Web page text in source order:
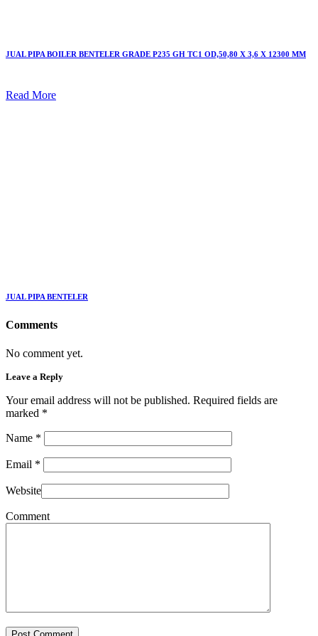
JUAL PIPA BOILER BENTELER GRADE P235 GH TC1 OD,50,80 X 3,6 X 12300 MM
Read More
JUAL PIPA BENTELER
Comments
No comment yet.
Leave a Reply
Your email address will not be published. Required fields are
marked *
Name *
Email *
Website
Comment